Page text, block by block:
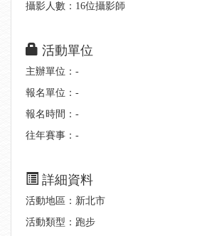
攝影人數：16位攝影師
活動單位
主辦單位：-
報名單位：-
報名時間：-
往年賽事：-
詳細資料
活動地區：新北市
活動類型：跑步